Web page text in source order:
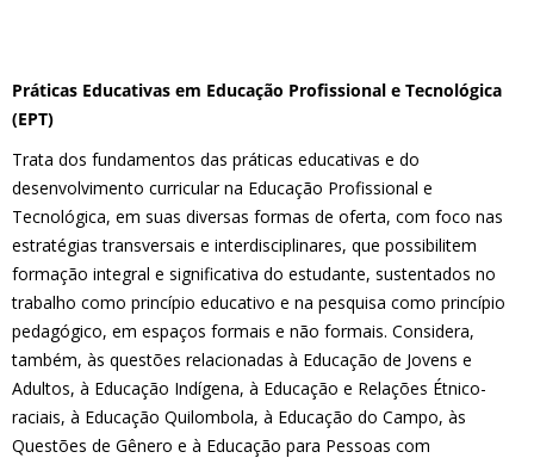
Práticas Educativas em Educação Profissional e Tecnológica
(EPT)
Trata dos fundamentos das práticas educativas e do
desenvolvimento curricular na Educação Profissional e
Tecnológica, em suas diversas formas de oferta, com foco nas
estratégias transversais e interdisciplinares, que possibilitem
formação integral e significativa do estudante, sustentados no
trabalho como princípio educativo e na pesquisa como princípio
pedagógico, em espaços formais e não formais. Considera,
também, às questões relacionadas à Educação de Jovens e
Adultos, à Educação Indígena, à Educação e Relações Étnico-
raciais, à Educação Quilombola, à Educação do Campo, às
Questões de Gênero e à Educação para Pessoas com